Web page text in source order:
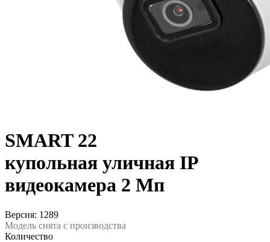
SMART 22
купольная уличная IP
видеокамера 2 Мп
Версия: 1289
Модель снята с производства
Количество